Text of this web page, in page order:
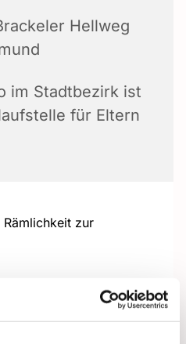
Hellweg
im Stadtbezirk ist
für Eltern
zur